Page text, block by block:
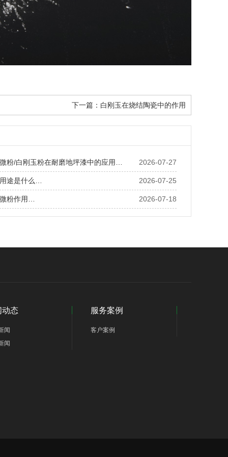
下一篇： 白刚玉在烧结陶瓷中的作用
2026-07-27
粉/白刚玉粉在耐磨地坪漆中的应用…
2026-07-25
途是什么…
2026-07-18
粉作用…
动态
闻
闻
服务案例
客户案例